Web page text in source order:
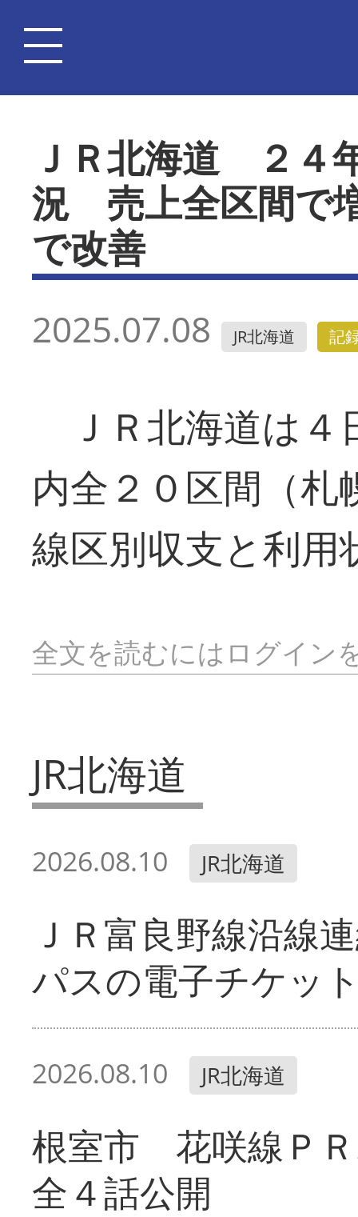
ＪＲ北海道 ２４
況 売上全区間で
で改善
2025.07.08 JR北海道 記
ＪＲ北海道は４
内全２０区間（
線区別収支と利用
全文を読むにはログイン
JR北海道
2026.08.10 JR北海道
ＪＲ富良野線沿線
パスの電子チケッ
2026.08.10 JR北海道
根室市 花咲線Ｐ
全４話公開